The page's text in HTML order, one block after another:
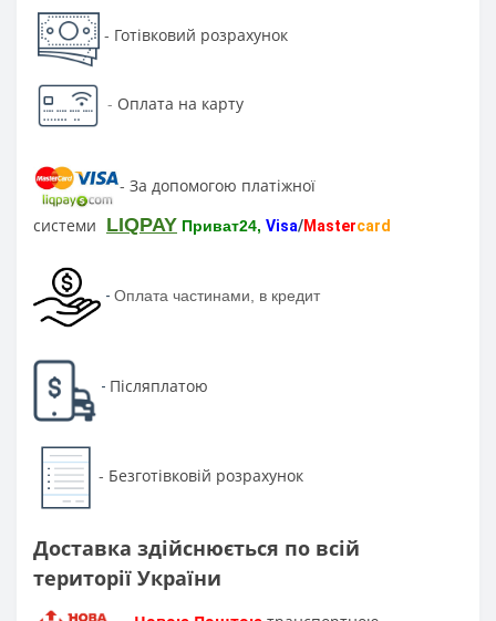
- Готівковий розрахунок
- Оплата на карту
- За допомогою платіжної
системи LIQPAY Приват24, Visa/Mastercard
- Оплата частинами, в кредит
- Післяплатою
- Безготівковій розрахунок
Доставка здійснюється по всій
території України